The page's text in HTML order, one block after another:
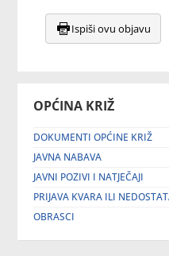
OPĆINA KRIŽ
DOKUMENTI OPĆINE KRIŽ
JAVNA NABAVA
JAVNI POZIVI I NATJEČAJI
PRIJAVA KVARA ILI
OBRASCI
Ispiši ovu objavu